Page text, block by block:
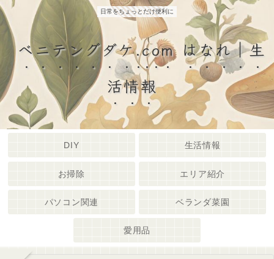
日常をちょっとだけ便利に
ベニテングダケ.com はなれ｜生
活情報
DIY 生活情報
お掃除 エリア紹介
パソコン関連 ベランダ菜園
愛用品